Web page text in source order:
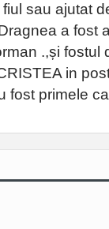
sau ajutat
a fost
.,și fostul
in
fost primele